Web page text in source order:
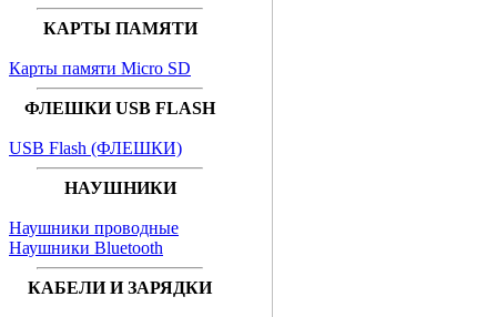
КАРТЫ ПАМЯТИ
Карты памяти Micro SD
ФЛЕШКИ USB FLASH
USB Flash (ФЛЕШКИ)
НАУШНИКИ
Наушники проводные
Наушники Bluetooth
КАБЕЛИ И ЗАРЯДКИ